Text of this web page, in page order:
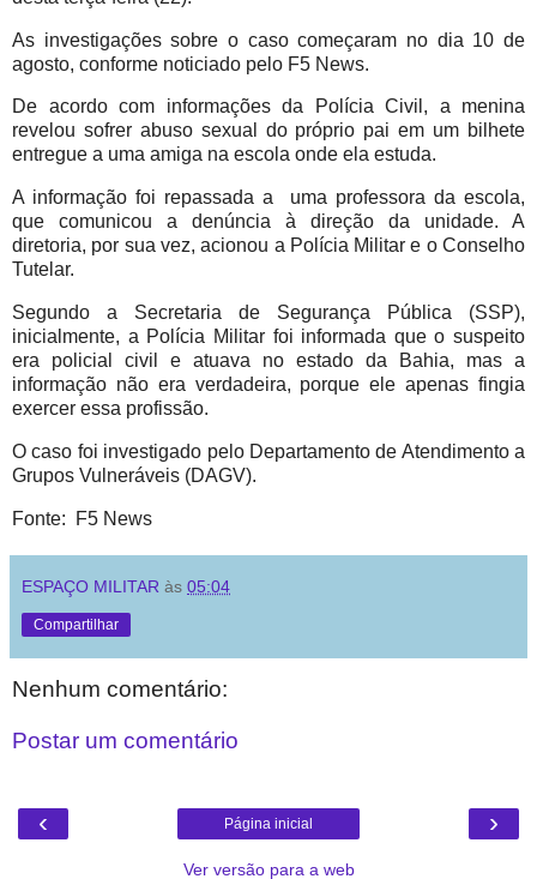
As investigações sobre o caso começaram no dia 10 de
agosto, conforme noticiado pelo F5 News.
De acordo com informações da Polícia Civil, a menina
revelou sofrer abuso sexual do próprio pai em um bilhete
entregue a uma amiga na escola onde ela estuda.
A informação foi repassada a uma professora da escola,
que comunicou a denúncia à direção da unidade. A
diretoria, por sua vez, acionou a Polícia Militar e o Conselho
Tutelar.
Segundo a Secretaria de Segurança Pública (SSP),
inicialmente, a Polícia Militar foi informada que o suspeito
era policial civil e atuava no estado da Bahia, mas a
informação não era verdadeira, porque ele apenas fingia
exercer essa profissão.
O caso foi investigado pelo Departamento de Atendimento a
Grupos Vulneráveis (DAGV).
Fonte: F5 News
ESPAÇO MILITAR às 05:04
Compartilhar
Nenhum comentário:
Postar um comentário
‹ ›
Página inicial
Ver versão para a web